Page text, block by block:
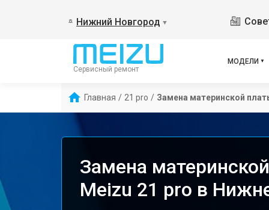
Нижний Новгород ▼
Сервисный ремонт
МОДЕЛИ
Главная / 21 pro / Замена материнской
Замена
Meizu 21 pro в